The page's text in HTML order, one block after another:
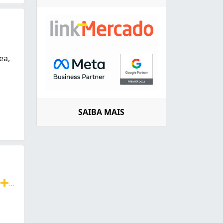
Portões, Grades, Escadas, Corrimões, Guarda-
SAIBA MAIS